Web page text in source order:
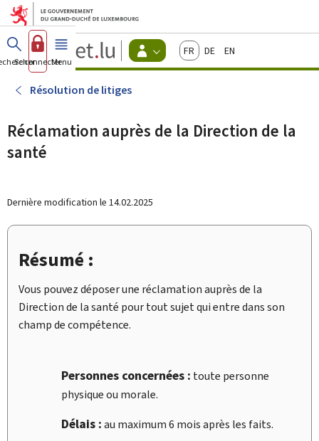
Aller au menu principal
Aller au contenu
Guichet.lu
Changer
d'espace
actif
FrançaisDeutschEnglish
Se connecterMenu principal
Résolution de litiges
Réclamation auprès de la Direction de la
santé
Dernière modification le 14.02.2025
Résumé :
Vous pouvez déposer une réclamation auprès de la
Direction de la santé pour tout sujet qui entre dans son
champ de compétence.
Personnes concernées : toute personne
physique ou morale.
Délais :au maximum 6 mois après les faits.